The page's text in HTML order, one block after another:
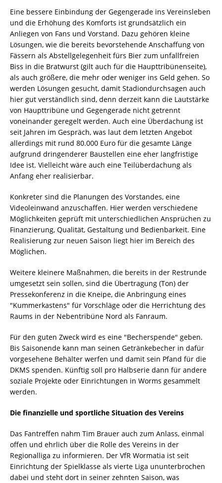
Eine bessere Einbindung der Gegengerade ins Vereinsleben
und die Erhöhung des Komforts ist grundsätzlich ein
Anliegen von Fans und Vorstand. Dazu gehören kleine
Lösungen, wie die bereits bevorstehende Anschaffung von
Fässern als Abstellgelegenheit fürs Bier zum unfallfreien
Biss in die Bratwurst (gilt auch für die Haupttribünenseite),
als auch größere, die mehr oder weniger ins Geld gehen. So
werden Lösungen gesucht, damit Stadiondurchsagen auch
hier gut verständlich sind, denn derzeit kann die Lautstärke
von Haupttribüne und Gegengerade nicht getrennt
voneinander geregelt werden. Auch eine Überdachung ist
seit Jahren im Gespräch, was laut dem letzten Angebot
allerdings mit rund 80.000 Euro für die gesamte Länge
aufgrund dringenderer Baustellen eine eher langfristige
Idee ist. Vielleicht wäre auch eine Teilüberdachung als
Anfang eher realisierbar.
Konkreter sind die Planungen des Vorstandes, eine
Videoleinwand anzuschaffen. Hier werden verschiedene
Möglichkeiten geprüft mit unterschiedlichen Ansprüchen zu
Finanzierung, Qualität, Gestaltung und Bedienbarkeit. Eine
Realisierung zur neuen Saison liegt hier im Bereich des
Möglichen.
Weitere kleinere Maßnahmen, die bereits in der Restrunde
umgesetzt sein sollen, sind die Übertragung (Ton) der
Pressekonferenz in die Kneipe, die Anbringung eines
"Kummerkastens" für Vorschläge oder die Herrichtung des
Raums in der Nebentribüne Nord als Fanraum.
Für den guten Zweck wird es eine "Becherspende" geben.
Bis Saisonende kann man seinen Getränkebecher in dafür
vorgesehene Behälter werfen und damit sein Pfand für die
DKMS spenden. Künftig soll pro Halbserie dann für andere
soziale Projekte oder Einrichtungen in Worms gesammelt
werden.
Die finanzielle und sportliche Situation des Vereins
Das Fantreffen nahm Tim Brauer auch zum Anlass, einmal
offen und ehrlich über die Rolle des Vereins in der
Regionalliga zu informieren. Der VfR Wormatia ist seit
Einrichtung der Spielklasse als vierte Liga ununterbrochen
dabei und steht dort in seiner zehnten Saison, was